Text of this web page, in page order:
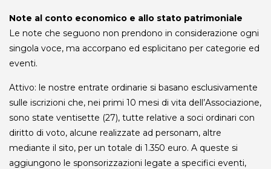
Note al conto economico e allo stato patrimoniale
Le note che seguono non prendono in considerazione ogni
singola voce, ma accorpano ed esplicitano per categorie ed
eventi.
Attivo: le nostre entrate ordinarie si basano esclusivamente
sulle iscrizioni che, nei primi 10 mesi di vita dell’Associazione,
sono state ventisette (27), tutte relative a soci ordinari con
diritto di voto, alcune realizzate ad personam, altre
mediante il sito, per un totale di 1.350 euro. A queste si
aggiungono le sponsorizzazioni legate a specifici eventi,